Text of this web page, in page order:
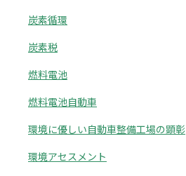
炭素循環
炭素税
燃料電池
燃料電池自動車
環境に優しい自動車整備工場の顕彰
環境アセスメント